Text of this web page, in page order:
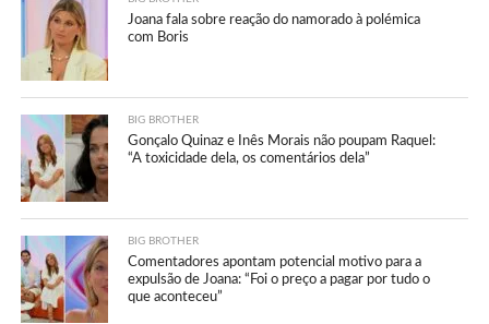
Joana fala sobre reação do namorado à polémica
com Boris
BIG BROTHER
Gonçalo Quinaz e Inês Morais não poupam Raquel:
“A toxicidade dela, os comentários dela”
BIG BROTHER
Comentadores apontam potencial motivo para a
expulsão de Joana: “Foi o preço a pagar por tudo o
que aconteceu”